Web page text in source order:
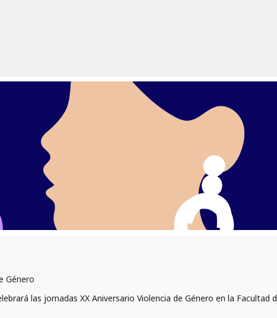
Género
las jornadas XX Aniversario Violencia de Género en la Facultad